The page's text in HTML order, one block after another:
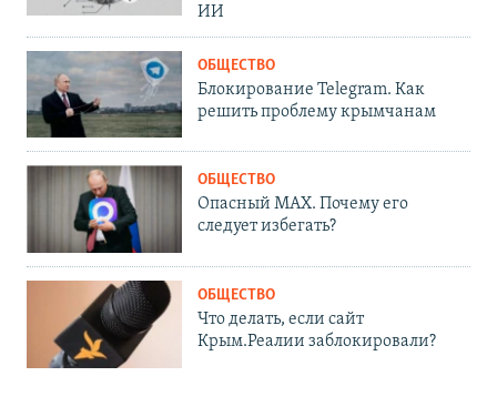
ИИ
ОБЩЕСТВО
Блокирование Telegram. Как
решить проблему крымчанам
ОБЩЕСТВО
Опасный MAX. Почему его
следует избегать?
ОБЩЕСТВО
Что делать, если сайт
Крым.Реалии заблокировали?